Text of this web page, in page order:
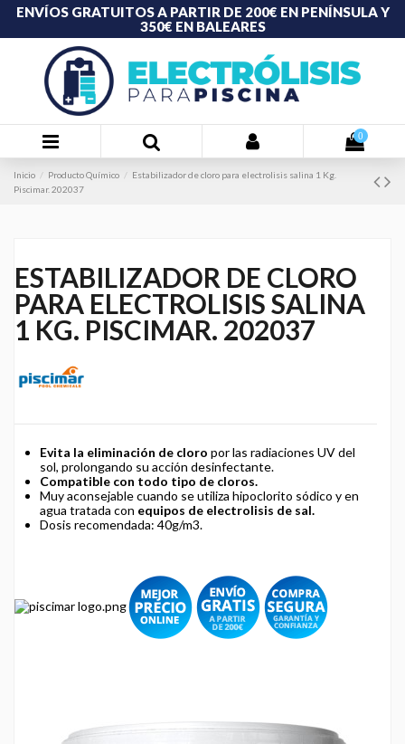
ENVÍOS GRATUITOS A PARTIR DE 200€ EN PENÍNSULA Y
350€ EN BALEARES
0
Inicio Producto Químico
Estabilizador de cloro para electrolisis salina 1 Kg.
Piscimar. 202037
ESTABILIZADOR DE CLORO
PARA ELECTROLISIS SALINA
1 KG. PISCIMAR. 202037
Evita la eliminación de cloro por las radiaciones UV del
sol, prolongando su acción desinfectante.
Compatible con todo tipo de cloros.
Muy aconsejable cuando se utiliza hipoclorito sódico y en
agua tratada con equipos de electrolisis de sal.
Dosis recomendada: 40g/m3.